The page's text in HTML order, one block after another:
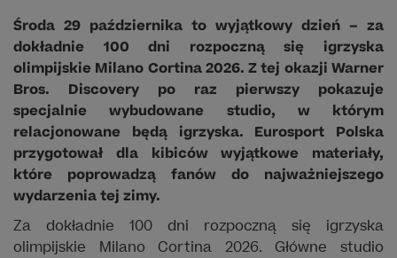
Środa 29 października to wyjątkowy dzień – za
dokładnie 100 dni rozpoczną się igrzyska
olimpijskie Milano Cortina 2026. Z tej okazji Warner
Bros. Discovery po raz pierwszy pokazuje
specjalnie wybudowane studio, w którym
relacjonowane będą igrzyska. Eurosport Polska
przygotował dla kibiców wyjątkowe materiały,
które poprowadzą fanów do najważniejszego
wydarzenia tej zimy.
Za dokładnie 100 dni rozpoczną się igrzyska
olimpijskie Milano Cortina 2026. Główne studio